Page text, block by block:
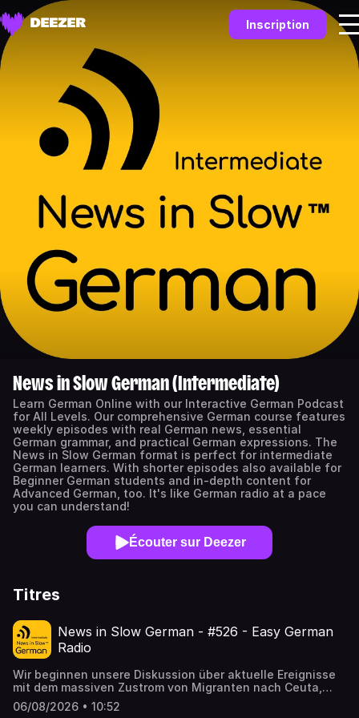
Inscription
News in Slow German (Intermediate)
Learn German Online with our Interactive German Podcast
for All Levels. Our comprehensive German course features
weekly episodes with real German news, essential
German grammar, and practical German expressions. The
News in Slow German format is perfect for intermediate
German learners. With shorter episodes also available for
Beginner German students and in-depth content for
Advanced German, too. It's like German radio at a pace
you can understand!
Écouter sur Deezer
Titres
News in Slow German - #526 - Easy German
Radio
Wir beginnen unsere Diskussion über aktuelle Ereignisse
mit dem massiven Zustrom von Migranten nach Ceuta,
einer kleinen spanischen Exklave an der
nordafrikanischen Küste. Diese Entwicklungen stellen die
06/08/2026 • 10:52